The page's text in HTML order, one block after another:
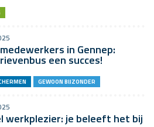
in Gennep:
een succes!
GEWOON BIJZONDER
werkplezier: je beleeft het bij